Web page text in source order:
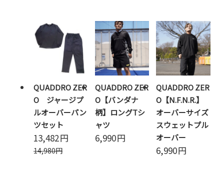
QUADDRO ZER
O ジャージプ
ルオーバーパン
ツセット
13,482円
14,980円
QUADDRO ZER
O【バンダナ
柄】ロングTシ
ャツ
6,990円
QUADDRO ZER
O【N.F.N.R.】
オーバーサイズ
スウェットプル
オーバー
6,990円